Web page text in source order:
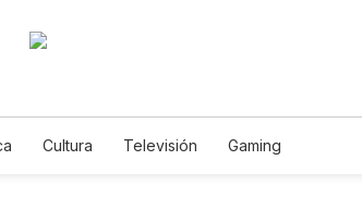
Cultura Televisión Gaming